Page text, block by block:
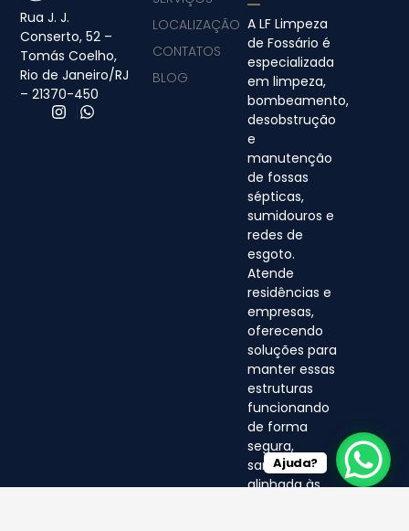
Rua J. J.
Conserto, 52 –
Tomás Coelho,
Rio de Janeiro/RJ
– 21370-450
A LF Limpeza
de Fossário é
especializada
em limpeza,
bombeamento,
desobstrução
e
manutenção
de fossas
sépticas,
sumidouros e
redes de
esgoto.
Atende
residências e
empresas,
oferecendo
soluções para
manter essas
estruturas
funcionando
de forma
segura,
sanitária e
alinhada às
LOCALIZAÇÃO
CONTATOS
BLOG
Ajuda?